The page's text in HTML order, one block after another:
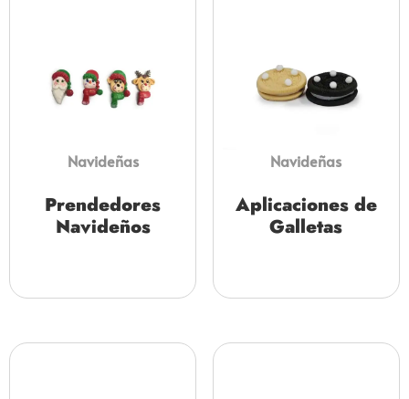
Navideñas
Prendedores
Navideños
Navideñas
Aplicaciones de
Galletas